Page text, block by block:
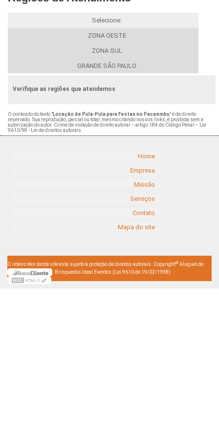
Selecione:
ZONA OESTE
ZONA SUL
GRANDE SÃO PAULO
Verifique as regiões que atendemos
O conteúdo do texto "Locação de Pula-Pula para Festas no Pacaembu" é de direito
reservado. Sua reprodução, parcial ou total, mesmo citando nossos links, é proibida sem a
autorização do autor. Crime de violação de direito autoral – artigo 184 do Código Penal – Lei
9610/98 - Lei de direitos autorais.
Home
Empresa
Missão
Serviços
Contato
Mapa do site
O inteiro teor deste site está sujeito à proteção de direitos autorais. Copyright© Aluguel de
Brinquedos Ideal Eventos (Lei 9610 de 19/02/1998)